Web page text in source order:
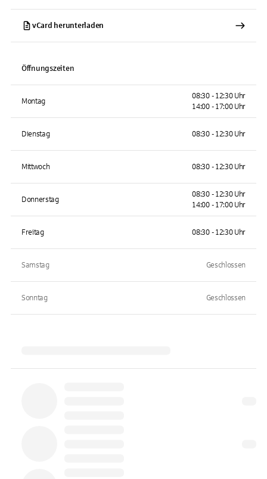
vCard herunterladen
Öffnungszeiten
Montag
08:30 - 12:30 Uhr
14:00 - 17:00 Uhr
Dienstag 08:30 - 12:30 Uhr
Mittwoch 08:30 - 12:30 Uhr
Donnerstag
08:30 - 12:30 Uhr
14:00 - 17:00 Uhr
Freitag 08:30 - 12:30 Uhr
Samstag Geschlossen
Sonntag Geschlossen